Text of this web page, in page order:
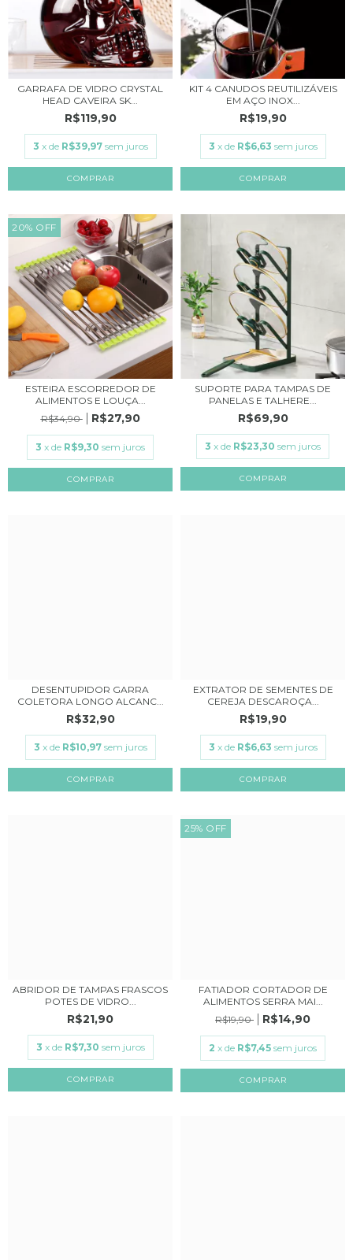
GARRAFA DE VIDRO CRYSTAL
HEAD CAVEIRA SK...
R$119,90
3 x de R$39,97 sem juros
KIT 4 CANUDOS REUTILIZÁVEIS
EM AÇO INOX...
R$19,90
3 x de R$6,63 sem juros
20% OFF
ESTEIRA ESCORREDOR DE
ALIMENTOS E LOUÇA...
R$34,90
R$27,90
3 x de R$9,30 sem juros
COMPRAR
SUPORTE PARA TAMPAS DE
PANELAS E TALHERE...
R$69,90
3 x de R$23,30 sem juros
DESENTUPIDOR GARRA
COLETORA LONGO ALCANC...
R$32,90
3 x de R$10,97 sem juros
EXTRATOR DE SEMENTES DE
CEREJA DESCAROÇA...
R$19,90
3 x de R$6,63 sem juros
ABRIDOR DE TAMPAS FRASCOS
POTES DE VIDRO...
R$21,90
3 x de R$7,30 sem juros
COMPRAR
25% OFF
FATIADOR CORTADOR DE
ALIMENTOS SERRA MAI...
R$19,90
R$14,90
2 x de R$7,45 sem juros
COMPRAR